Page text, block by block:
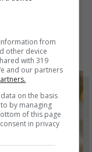
la pasta
from
other device
with 319
and our partners
on the basis
by managing
of this page
in privacy